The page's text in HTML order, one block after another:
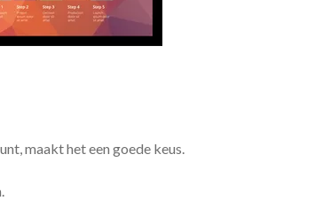
maakt het een goede keus.